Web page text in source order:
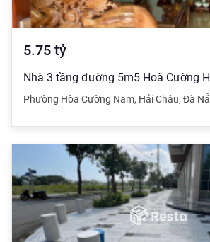
5.75 tỷ
Phường Hòa Cường Nam, Hải Châu, Đà